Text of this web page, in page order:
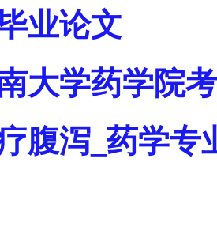
业论文
大学药学院
腹泻_药学专